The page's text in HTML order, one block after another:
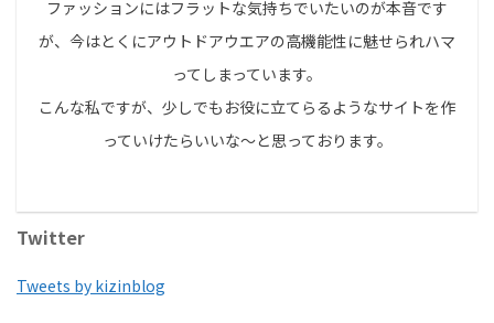
ファッションにはフラットな気持ちでいたいのが本音です
が、今はとくにアウトドアウエアの高機能性に魅せられハマ
ってしまっています。
こんな私ですが、少しでもお役に立てらるようなサイトを作
っていけたらいいな～と思っております。
Twitter
Tweets by kizinblog